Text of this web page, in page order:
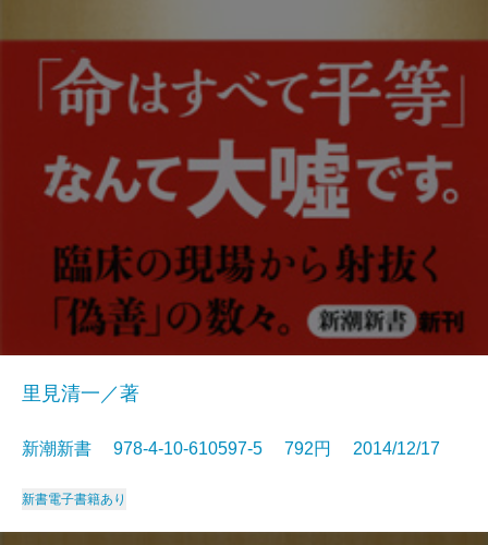
里見清一／著
新潮新書 978-4-10-610597-5 792円 2014/12/17
新書電子書籍あり